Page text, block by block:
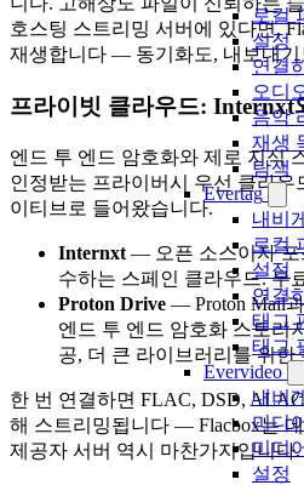
로컬
설정
연결
오디
음악
재생
탐색
Evertag
내비
로컬
설정
연결
태그
태그
Evervideo
내비
미디
미디
설정
호스팅 스트리밍 서버에 있다면,
재생합니다 — 동기화도, 내보내기
프라이빗 클라우드: Internxt
엔드 투 엔드 암호화와 제로 지식
인정받는 프라이버시 우선 클라우
이티브로 들어왔습니다.
Internxt — 오픈 소스이자 포
수하는 스페인 클라우드. 무
Proton Drive — Proton Mail
엔드 투 엔드 암호화 스토리
공, 더 큰 라이브러리를 위한
한 번 연결하면 FLAC, DSD,
해 스트리밍됩니다 — Flacbox는
제공자 서버 역시 마찬가지입니다.